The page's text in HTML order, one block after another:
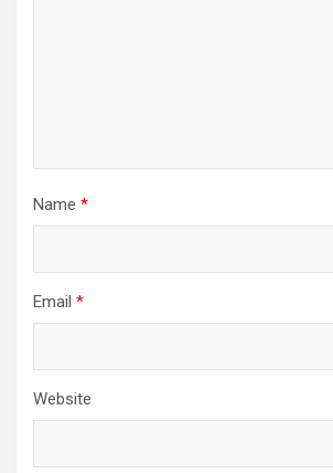
Name *
Email *
Website